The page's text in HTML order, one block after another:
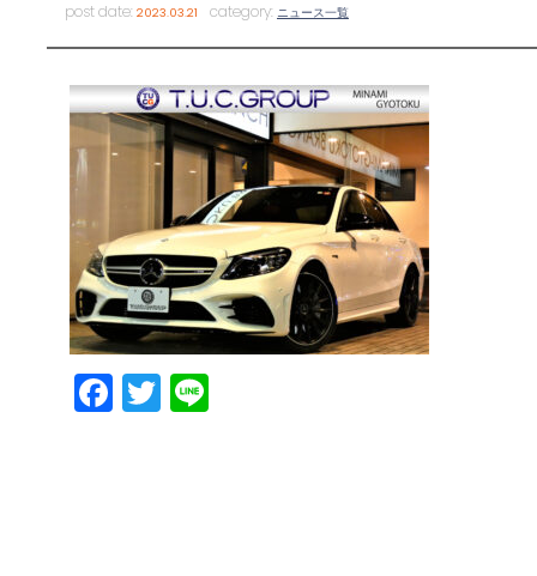
post date:2023.03.21 category: ニュース一覧
Facebook
Twitter